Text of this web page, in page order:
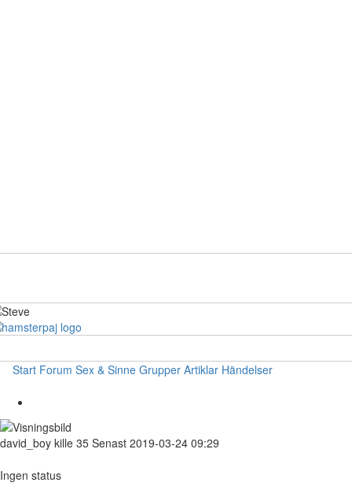
Start Forum Sex & Sinne Grupper Artiklar Händelser
david_boy kille 35 Senast 2019-03-24 09:29
Ingen status